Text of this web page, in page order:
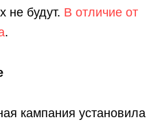
не будут. В отличие от
.
кампания установила